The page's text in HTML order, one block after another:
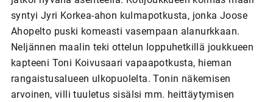
syntyi Jyri Korkea-ahon kulmapotkusta, jonka Joose
Ahopelto puski komeasti vasempaan alanurkkaan.
Neljännen maalin teki ottelun loppuhetkillä joukkueen
kapteeni Toni Koivusaari vapaapotkusta, hieman
rangaistusalueen ulkopuolelta. Tonin näkemisen
arvoinen, villi tuuletus sisälsi mm. heittäytymisen